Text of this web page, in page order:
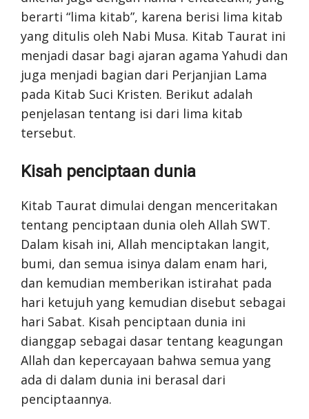
berarti “lima kitab”, karena berisi lima kitab
yang ditulis oleh Nabi Musa. Kitab Taurat ini
menjadi dasar bagi ajaran agama Yahudi dan
juga menjadi bagian dari Perjanjian Lama
pada Kitab Suci Kristen. Berikut adalah
penjelasan tentang isi dari lima kitab
tersebut.
Kisah penciptaan dunia
Kitab Taurat dimulai dengan menceritakan
tentang penciptaan dunia oleh Allah SWT.
Dalam kisah ini, Allah menciptakan langit,
bumi, dan semua isinya dalam enam hari,
dan kemudian memberikan istirahat pada
hari ketujuh yang kemudian disebut sebagai
hari Sabat. Kisah penciptaan dunia ini
dianggap sebagai dasar tentang keagungan
Allah dan kepercayaan bahwa semua yang
ada di dalam dunia ini berasal dari
penciptaannya.